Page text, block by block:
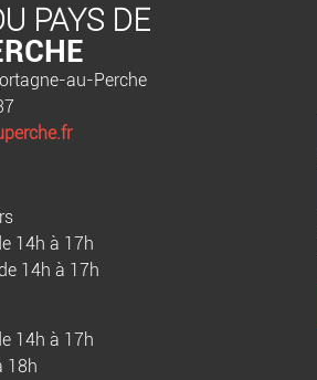
PAYS DE
au-Perche
14h à 17h
14h à 17h
14h à 17h
18h